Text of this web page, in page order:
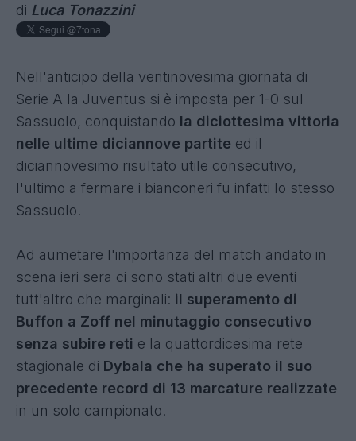
di Luca Tonazzini
Nell'anticipo della ventinovesima giornata di
Serie A la Juventus si è imposta per 1-0 sul
Sassuolo, conquistando la diciottesima vittoria
nelle ultime diciannove partite ed il
diciannovesimo risultato utile consecutivo,
l'ultimo a fermare i bianconeri fu infatti lo stesso
Sassuolo.
Ad aumetare l'importanza del match andato in
scena ieri sera ci sono stati altri due eventi
tutt'altro che marginali: il superamento di
Buffon a Zoff nel minutaggio consecutivo
senza subire reti e la quattordicesima rete
stagionale di Dybala che ha superato il suo
precedente record di 13 marcature realizzate
in un solo campionato.